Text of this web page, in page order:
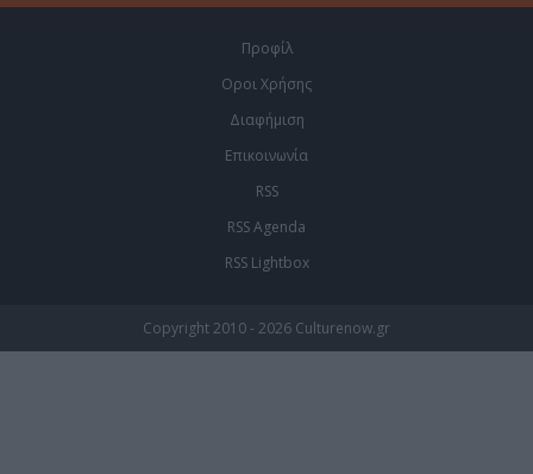
Προφίλ
Οροι Χρήσης
Διαφήμιση
Επικοινωνία
RSS
RSS Agenda
RSS Lightbox
Copyright 2010 - 2026 Culturenow.gr